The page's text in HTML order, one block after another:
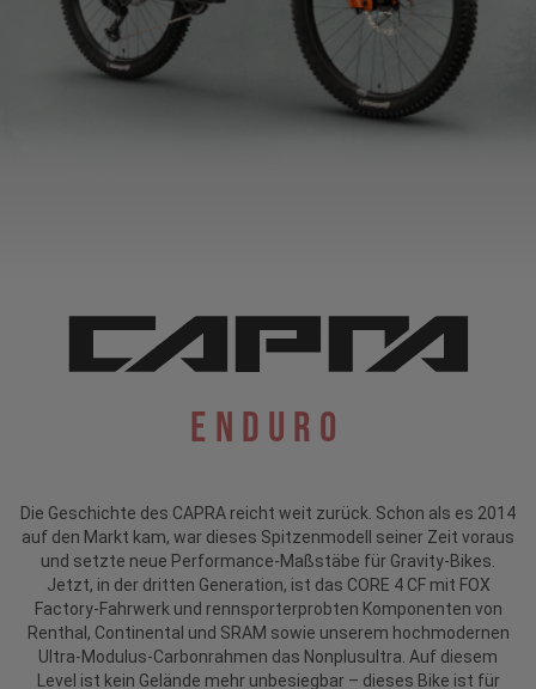
Enduro
Die Geschichte des CAPRA reicht weit zurück. Schon als es 2014
auf den Markt kam, war dieses Spitzenmodell seiner Zeit voraus
und setzte neue Performance-Maßstäbe für Gravity-Bikes.
Jetzt, in der dritten Generation, ist das CORE 4 CF mit FOX
Factory-Fahrwerk und rennsporterprobten Komponenten von
Renthal, Continental und SRAM sowie unserem hochmodernen
Ultra-Modulus-Carbonrahmen das Nonplusultra. Auf diesem
Level ist kein Gelände mehr unbesiegbar – dieses Bike ist für